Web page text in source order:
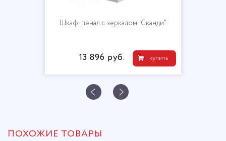
Шкаф-пенал с зеркалом "Сканди"
купить
13 896 руб.
ПОХОЖИЕ ТОВАРЫ